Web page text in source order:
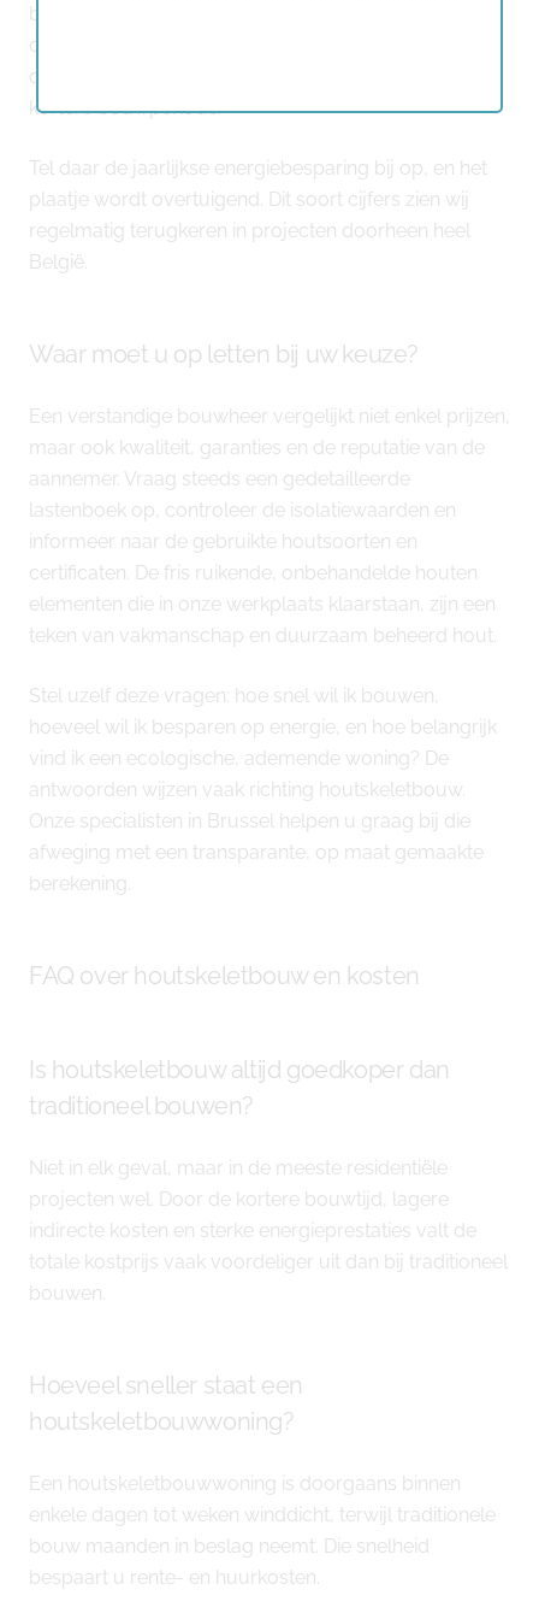
bewoonbaar na zeven maanden. Het verschil in
directe bouwkost bedroeg dus zo’n 27.000 euro, plus
de aanzienlijke besparing op rente en huur tijdens de
kortere bouwperiode.
Tel daar de jaarlijkse energiebesparing bij op, en het
plaatje wordt overtuigend. Dit soort cijfers zien wij
regelmatig terugkeren in projecten doorheen heel
België.
Waar moet u op letten bij uw keuze?
Een verstandige bouwheer vergelijkt niet enkel prijzen,
maar ook kwaliteit, garanties en de reputatie van de
aannemer. Vraag steeds een gedetailleerde
lastenboek op, controleer de isolatiewaarden en
informeer naar de gebruikte houtsoorten en
certificaten. De fris ruikende, onbehandelde houten
elementen die in onze werkplaats klaarstaan, zijn een
teken van vakmanschap en duurzaam beheerd hout.
Stel uzelf deze vragen: hoe snel wil ik bouwen,
hoeveel wil ik besparen op energie, en hoe belangrijk
vind ik een ecologische, ademende woning? De
antwoorden wijzen vaak richting houtskeletbouw.
Onze specialisten in Brussel helpen u graag bij die
afweging met een transparante, op maat gemaakte
berekening.
FAQ over houtskeletbouw en kosten
Is houtskeletbouw altijd goedkoper dan
traditioneel bouwen?
Niet in elk geval, maar in de meeste residentiële
projecten wel. Door de kortere bouwtijd, lagere
indirecte kosten en sterke energieprestaties valt de
totale kostprijs vaak voordeliger uit dan bij traditioneel
bouwen.
Hoeveel sneller staat een
houtskeletbouwwoning?
Een houtskeletbouwwoning is doorgaans binnen
enkele dagen tot weken winddicht, terwijl traditionele
bouw maanden in beslag neemt. Die snelheid
bespaart u rente- en huurkosten.